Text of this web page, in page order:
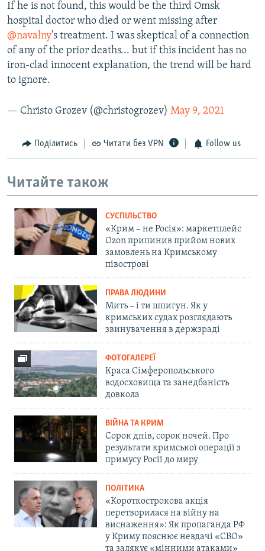
If he is not found, this would be the third Omsk
hospital doctor who died or went missing after
@navalny's treatment. I was skeptical of a connection
of any of the prior deaths... but if this incident has no
iron-clad innocent explanation, the trend will be hard
to ignore.
— Christo Grozev (@christogrozev) May 9, 2021
Поділитись Читати без VPN Follow us
Читайте також
СУСПІЛЬСТВО
«Крим – не Росія»: маркетплейс
Ozon припинив прийом нових
замовлень на Кримському
півострові
ПРАВА ЛЮДИНИ
Мить – і ти шпигун. Як у
кримських судах розглядають
звинувачення в держзраді
ФОТОГАЛЕРЕЇ
Краса Сімферопольського
водосховища та занедбаність
довкола
ВІЙНА ТА КРИМ
Сорок днів, сорок ночей. Про
результати кримської операції з
примусу Росії до миру
ПОЛІТИКА
«Короткострокова акція
перетворилася на війну на
виснаження»: Як пропаганда РФ
у Криму пояснює невдачі «СВО»
та залякує «мінними атаками»